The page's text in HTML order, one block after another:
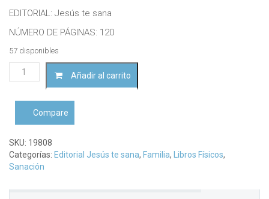
EDITORIAL: Jesús te sana
NÚMERO DE PÁGINAS: 120
57 disponibles
Más
allá
las
palabrasBeatriz
Hincapié
D.
cantidad
Añadir al carrito
Compare
SKU: 19808
Categorías: Editorial Jesús te sana, Familia, Libros Físicos,
Sanación